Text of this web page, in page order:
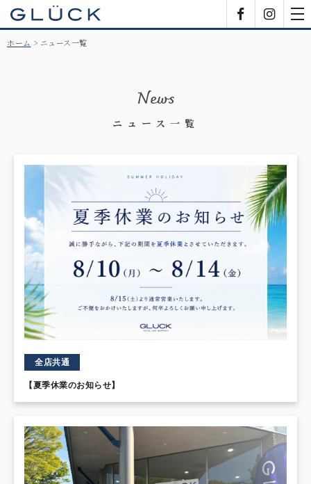
ホーム ニュース一覧
News
ニュース一覧
全店共通
【夏季休業のお知らせ】